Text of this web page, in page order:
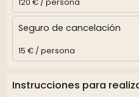
120 € / persona
Seguro de cancelación
15 € / persona
Instrucciones para